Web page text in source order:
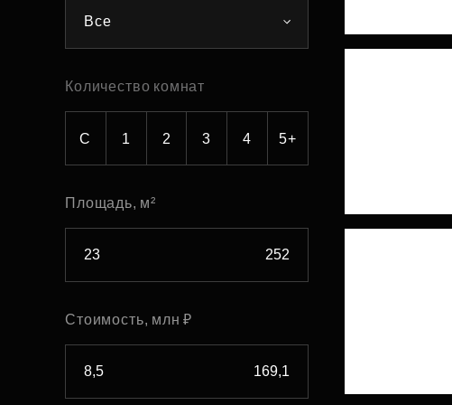
Рефинансирование
Все
Количество комнат
С 1 2 3 4 5+
Площадь, м²
Стоимость, млн ₽